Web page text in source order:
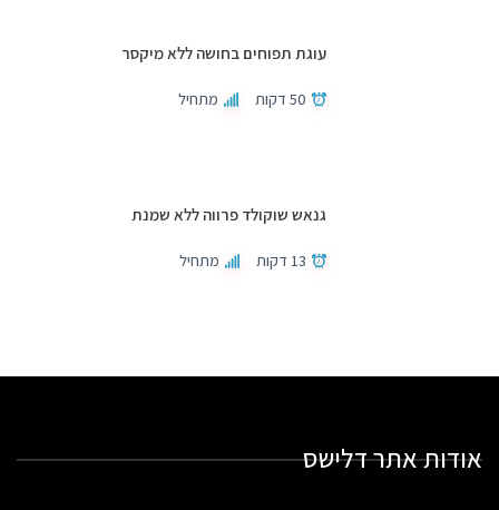
עוגת תפוחים בחושה ללא מיקסר
50 דקות מתחיל
גנאש שוקולד פרווה ללא שמנת
13 דקות מתחיל
אודות אתר דלישס